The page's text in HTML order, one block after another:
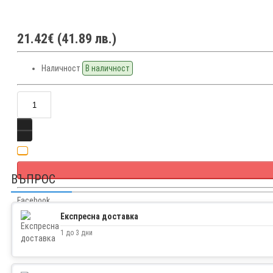
21.42€ (41.89 лв.)
Наличност В наличност
Facebook
Twitter
ВЪПРОС
Експресна доставка
1 до 3 дни